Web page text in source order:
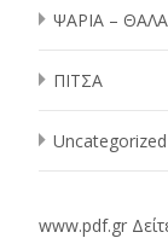
ΨΑΡΙΑ –
ΠΙΤΣΑ
Uncategorized
www.pdf.gr